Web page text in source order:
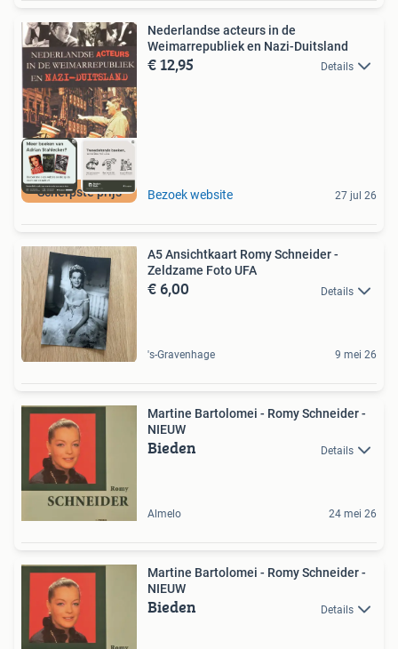
Scherpste prijs
Nederlandse acteurs in de
Weimarrepubliek en Nazi-Duitsland
€ 12,95 Details
Bezoek website 27 jul 26
A5 Ansichtkaart Romy Schneider -
Zeldzame Foto UFA
€ 6,00 Details
's-Gravenhage 9 mei 26
Martine Bartolomei - Romy Schneider -
NIEUW
Bieden Details
Almelo 24 mei 26
Martine Bartolomei - Romy Schneider -
NIEUW
Bieden Details